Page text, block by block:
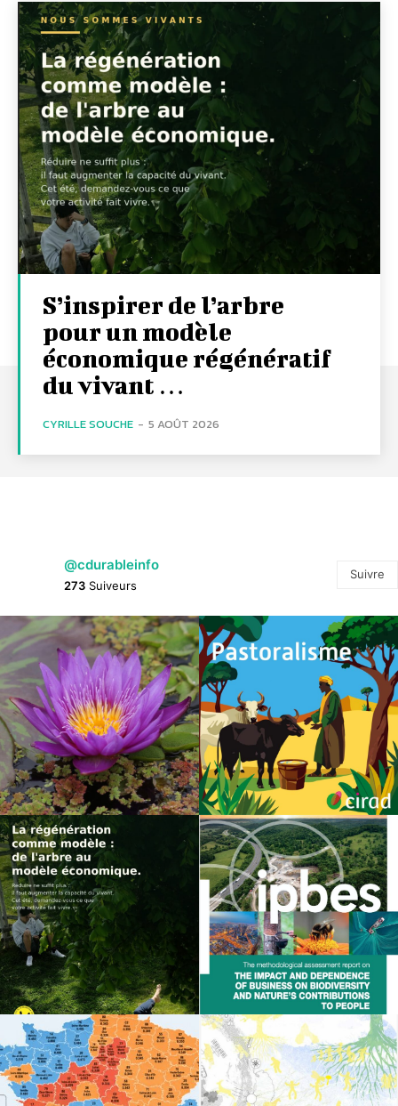
S’inspirer de l’arbre
pour un modèle
économique régénératif
du vivant …
CYRILLE SOUCHE - 5 AOÛT 2026
@cdurableinfo
273 Suiveurs
Suivre